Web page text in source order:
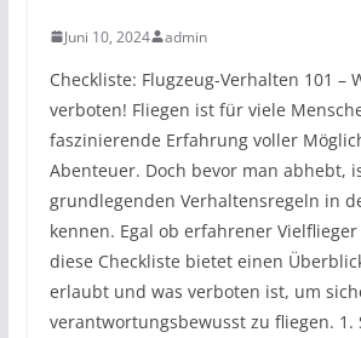
Juni 10, 2024 admin
Checkliste: Flugzeug-Verhalten 101 –
verboten! Fliegen ist für viele
faszinierende Erfahrung voller
Abenteuer. Doch bevor man abhebt,
grundlegenden Verhaltensregeln in
kennen. Egal ob erfahrener
diese Checkliste bietet einen
erlaubt und was verboten ist, um
verantwortungsbewusst zu fliegen. 1.